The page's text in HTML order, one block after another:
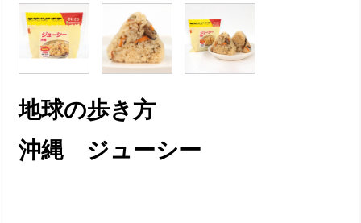
地球の歩き方
沖縄 ジューシー